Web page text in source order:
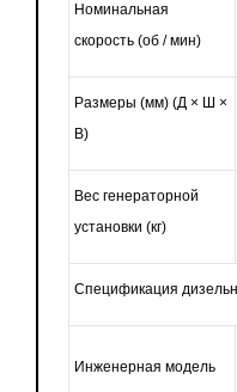
Номинальная
скорость (об / мин)
Размеры (мм) (Д × Ш ×
В)
Вес генераторной
установки (кг)
Спецификация
Инженерная модель